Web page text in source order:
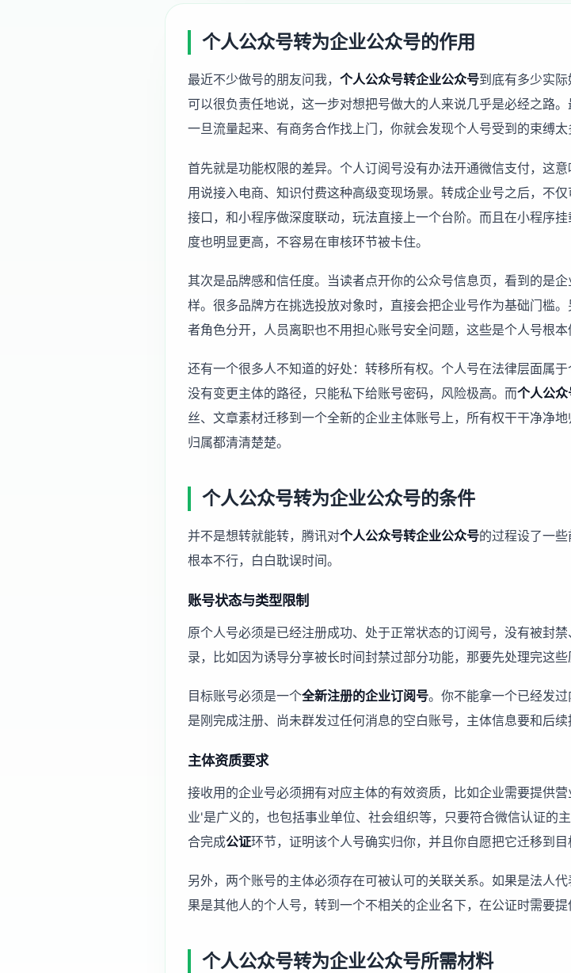
个人公众号转为企业公众号的作用
最近不少做号的朋友问我， 个人公众号转企业公众号到底有多少实
可以很负责任地说，这一步对想把号做大的人来说几乎是必经之路
一旦流量起来、有商务合作找上门，你就会发现个人号受到的束缚太
首先就是功能权限的差异。个人订阅号没有办法开通微信支付，这
用说接入电商、知识付费这种高级变现场景。转成企业号之后，不
接口，和小程序做深度联动，玩法直接上一个台阶。而且在小程序
度也明显更高，不容易在审核环节被卡住。
其次是品牌感和信任度。当读者点开你的公众号信息页，看到的是
样。很多品牌方在挑选投放对象时，直接会把企业号作为基础门槛
者角色分开，人员离职也不用担心账号安全问题，这些是个人号根本
还有一个很多人不知道的好处：转移所有权。个人号在法律层面属
没有变更主体的路径，只能私下给账号密码，风险极高。而个人公
丝、文章素材迁移到一个全新的企业主体账号上，所有权干干净净
归属都清清楚楚。
个人公众号转为企业公众号的条件
并不是想转就能转，腾讯对个人公众号转企业公众号的过程设了一
根本不行，白白耽误时间。
账号状态与类型限制
原个人号必须是已经注册成功、处于正常状态的订阅号，没有被封
录，比如因为诱导分享被长时间封禁过部分功能，那要先处理完这
目标账号必须是一个全新注册的企业订阅号。你不能拿一个已经发
是刚完成注册、尚未群发过任何消息的空白账号，主体信息要和后续
主体资质要求
接收用的企业号必须拥有对应主体的有效资质，比如企业需要提供
业'是广义的，也包括事业单位、社会组织等，只要符合微信认证的
合完成公证环节，证明该个人号确实归你，并且你自愿把它迁移到目
另外，两个账号的主体必须存在可被认可的关联关系。如果是法人
果是其他人的个人号，转到一个不相关的企业名下，在公证时需要
个人公众号转为企业公众号所需材料